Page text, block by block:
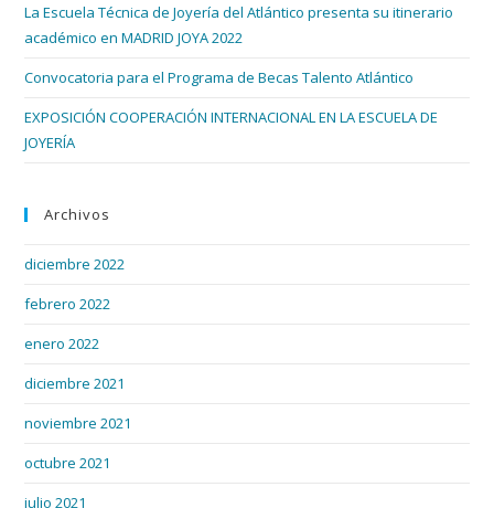
La Escuela Técnica de Joyería del Atlántico presenta su itinerario
académico en MADRID JOYA 2022
Convocatoria para el Programa de Becas Talento Atlántico
EXPOSICIÓN COOPERACIÓN INTERNACIONAL EN LA ESCUELA DE
JOYERÍA
Archivos
diciembre 2022
febrero 2022
enero 2022
diciembre 2021
noviembre 2021
octubre 2021
julio 2021